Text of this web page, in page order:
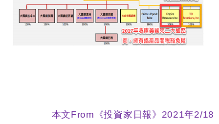
本文From 《投資家日報》 2021年2/18